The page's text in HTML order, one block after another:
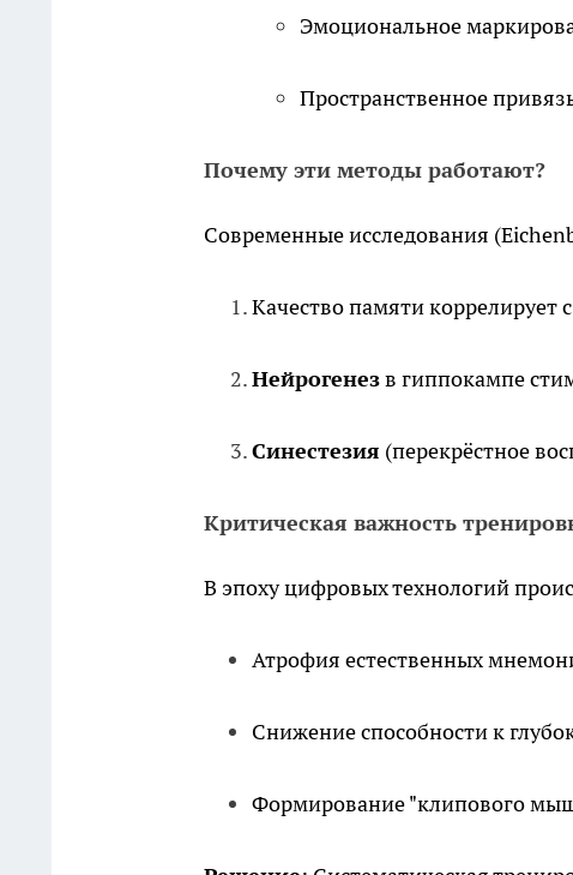
Эмоциональное
Пространственное
Почему эти методы работают?
Современные исследования
Качество памяти коррелирует с
Нейрогенезв гиппокампе
Синестезия (перекрёстное
Критическая важность
В эпоху цифровых технологий
Атрофия естественных
Снижение способности к
Формирование "клипового